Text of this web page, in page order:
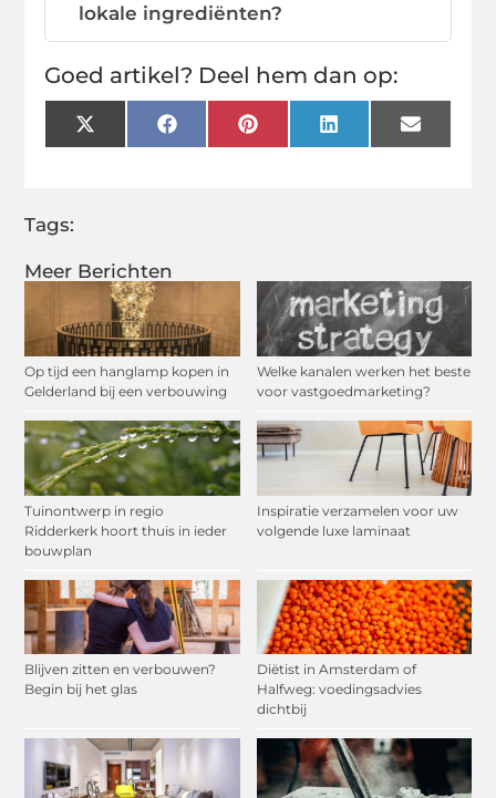
Meer Berichten
Op tijd een hanglamp kopen in
Gelderland bij een verbouwing
Welke kanalen werken het beste
voor vastgoedmarketing?
Tuinontwerp in regio
Ridderkerk hoort thuis in ieder
bouwplan
Inspiratie verzamelen voor uw
volgende luxe laminaat
Blijven zitten en verbouwen?
Begin bij het glas
Diëtist in Amsterdam of
Halfweg: voedingsadvies
dichtbij
lokale ingrediënten?
Goed artikel? Deel hem dan op:
X
(Twitter)
FacebookPinterestLinkedInEmail
Tags: